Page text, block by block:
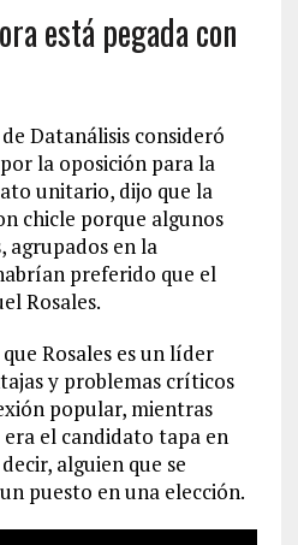
está pegada con
Datanálisis consideró
la oposición para la
unitario, dijo que la
chicle porque algunos
agrupados en la
preferido que el
Rosales.
Rosales es un líder
y problemas críticos
popular, mientras
el candidato tapa en
alguien que se
puesto en una elección.